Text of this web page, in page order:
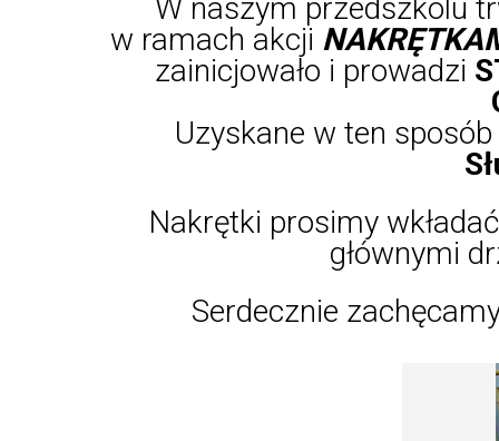
W naszym przedszkolu
w ramach akcji
zainicjowało i prowadzi
Uzyskane w ten
Nakrętki prosimy
głównymi
Serdecznie